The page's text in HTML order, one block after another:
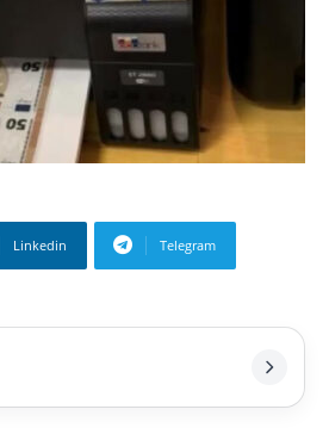
Linkedin Telegram